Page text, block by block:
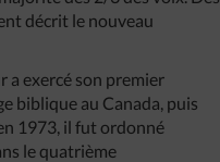
décrit le nouveau
a exercé son premier
biblique au Canada, puis
1973, il fut ordonné
le quatrième